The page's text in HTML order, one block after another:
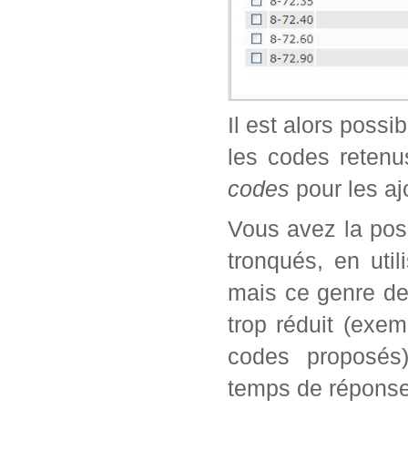
Il est alors
les codes
codes pour les
Vous avez la
tronqués, en
mais ce genre
trop réduit
codes
temps de